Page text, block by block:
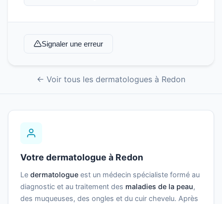
Signaler une erreur
← Voir tous les dermatologues à Redon
Votre dermatologue à Redon
Le dermatologue est un médecin spécialiste formé au
diagnostic et au traitement des maladies de la peau,
des muqueuses, des ongles et du cuir chevelu. Après